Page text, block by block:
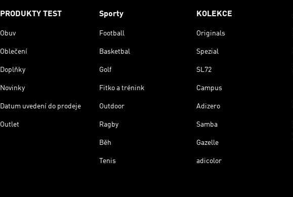
PRODUKTY TEST
Obuv
Oblečení
Doplňky
Novinky
Datum uvedení do prodeje
Outlet
Sporty
Football
Basketbal
Golf
Fitko a trénink
Outdoor
Ragby
Běh
Tenis
KOLEKCE
Originals
Spezial
SL72
Campus
Adizero
Samba
Gazelle
adicolor